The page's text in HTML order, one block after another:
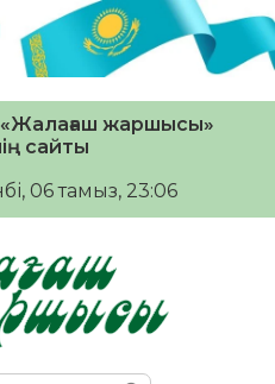
жаршысы»
сайты
06 тамыз, 23:06